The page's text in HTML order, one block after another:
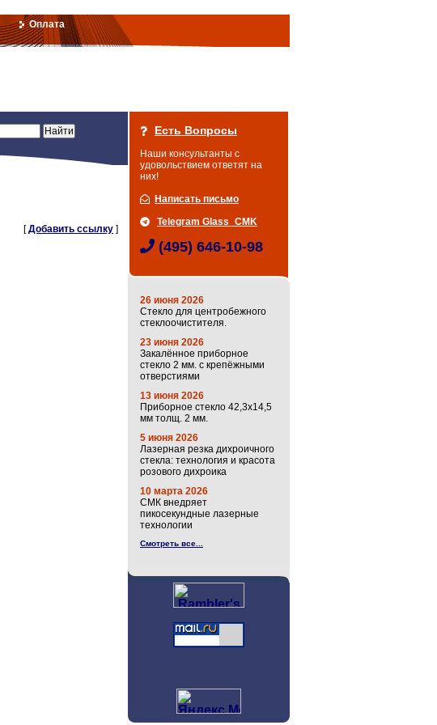
Оплата
[Добавить ссылку ]
Есть Вопросы
Наши консультанты с
удовольствием ответят на
них!
Написать письмо
Telegram Glass_CMK
(495) 646-10-98
26 июня 2026
Стекло для центробежного
стеклоочистителя.
23 июня 2026
Закалённое приборное
стекло 2 мм. с крепёжными
отверстиями
13 июня 2026
Приборное стекло 42,3х14,5
мм толщ. 2 мм.
5 июня 2026
Лазерная резка дихроичного
стекла: технология и красота
розового дихроика
10 марта 2026
СМК внедряет
пикосекундные лазерные
технологии
Смотреть все...